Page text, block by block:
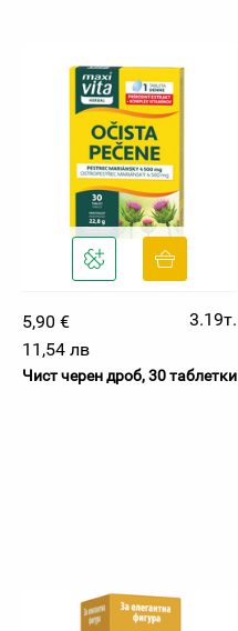
5,90 €
3.19т.
11,54 лв
Чист черен дроб, 30 таблетки